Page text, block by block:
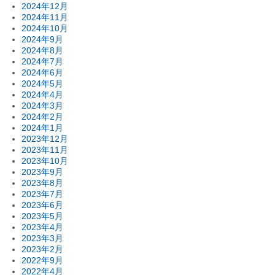
2024年12月
2024年11月
2024年10月
2024年9月
2024年8月
2024年7月
2024年6月
2024年5月
2024年4月
2024年3月
2024年2月
2024年1月
2023年12月
2023年11月
2023年10月
2023年9月
2023年8月
2023年7月
2023年6月
2023年5月
2023年4月
2023年3月
2023年2月
2022年9月
2022年4月